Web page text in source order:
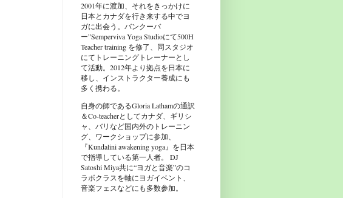
2001年に渡加、それをきっかけに
日本とカナダを行き来する中でヨ
ガに出会う。バンクーバ
ー”Semperviva Yoga Studioにて500H
Teacher training を修了、同スタジオ
にてトレーニングトレーナーとし
て活動。2012年より拠点を日本に
移し、インストラクター養成にも
多く携わる。
自身の師であるGloria Lathamの通訳
＆Co-teacherとしてカナダ、ギリシ
ャ、バリなど国内外のトレーニン
グ、ワークショップに参加、
『Kundalini awakening yoga』を日本
で指導している第一人者。 DJ
Satoshi Miya共に“ヨガと音楽”のコ
ラボクラスを軸にヨガイベント、
音楽フェスなどにも多数参加。